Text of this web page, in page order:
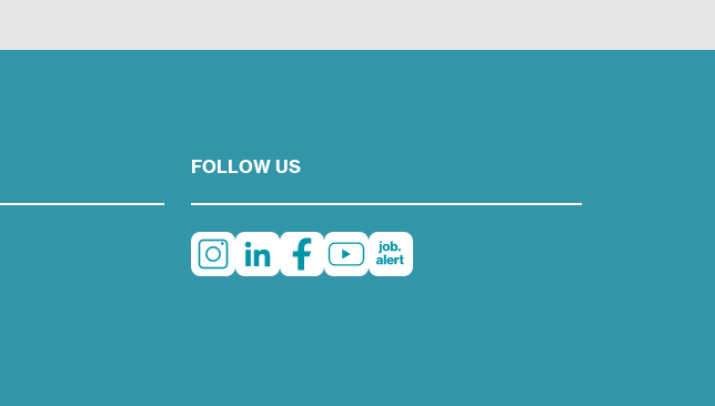
FOLLOW US